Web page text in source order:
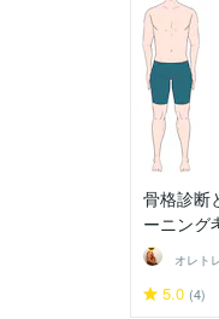
骨格診断
ーニング
オレト
5.0 (4)